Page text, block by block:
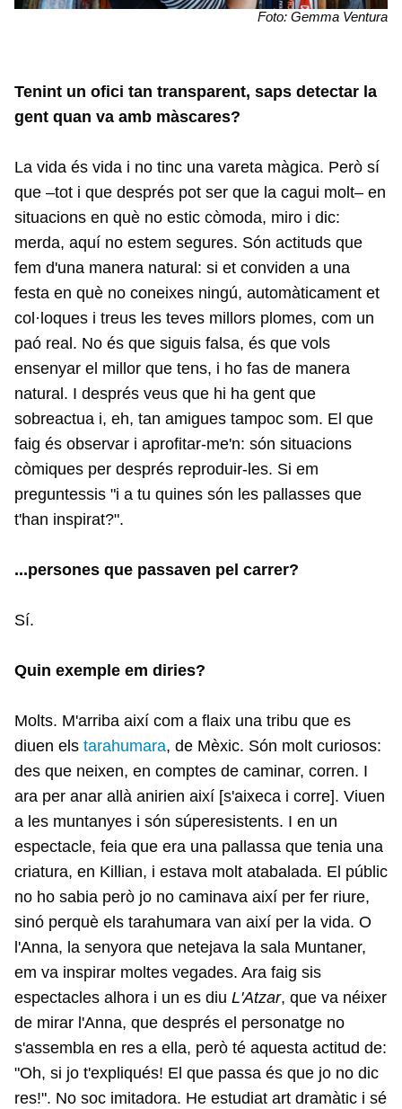
Foto: Gemma Ventura
Tenint un ofici tan transparent, saps detectar la
gent quan va amb màscares?
La vida és vida i no tinc una vareta màgica. Però sí
que –tot i que després pot ser que la cagui molt– en
situacions en què no estic còmoda, miro i dic:
merda, aquí no estem segures. Són actituds que
fem d'una manera natural: si et conviden a una
festa en què no coneixes ningú, automàticament et
col·loques i treus les teves millors plomes, com un
paó real. No és que siguis falsa, és que vols
ensenyar el millor que tens, i ho fas de manera
natural. I després veus que hi ha gent que
sobreactua i, eh, tan amigues tampoc som. El que
faig és observar i aprofitar-me'n: són situacions
còmiques per després reproduir-les. Si em
preguntessis "i a tu quines són les pallasses que
t'han inspirat?".
...persones que passaven pel carrer?
Sí.
Quin exemple em diries?
Molts. M'arriba així com a flaix una tribu que es
diuen els tarahumara, de Mèxic. Són molt curiosos:
des que neixen, en comptes de caminar, corren. I
ara per anar allà anirien així [s'aixeca i corre]. Viuen
a les muntanyes i són súperesistents. I en un
espectacle, feia que era una pallassa que tenia una
criatura, en Killian, i estava molt atabalada. El públic
no ho sabia però jo no caminava així per fer riure,
sinó perquè els tarahumara van així per la vida. O
l'Anna, la senyora que netejava la sala Muntaner,
em va inspirar moltes vegades. Ara faig sis
espectacles alhora i un es diu L'Atzar, que va néixer
de mirar l'Anna, que després el personatge no
s'assembla en res a ella, però té aquesta actitud de:
"Oh, si jo t'expliqués! El que passa és que jo no dic
res!". No soc imitadora. He estudiat art dramàtic i sé